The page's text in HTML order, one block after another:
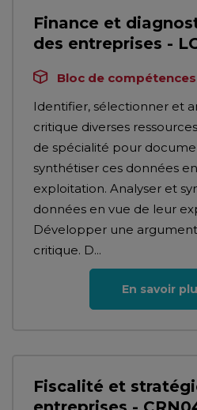
Finance et
des entreprises -
Bloc de compétences
Identifier, sélectionner et
critique diverses
de spécialité pour
synthétiser ces données
exploitation. Analyser et
données en vue de leur
Développer une
critique. D...
En savoir
Fiscalité et